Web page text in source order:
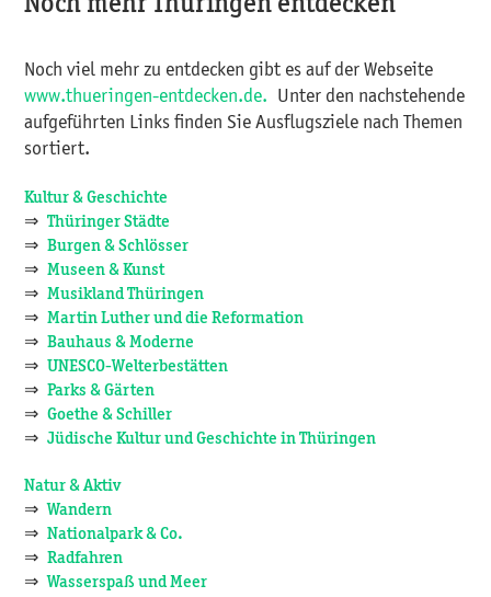
Noch viel mehr zu entdecken gibt es auf der Webseite
www.thueringen-entdecken.de. Unter den nachstehende
aufgeführten Links finden Sie Ausflugsziele nach Themen
sortiert.
Kultur & Geschichte
⇒ Thüringer Städte
⇒ Burgen & Schlösser
⇒ Museen & Kunst
⇒ Musikland Thüringen
⇒ Martin Luther und die Reformation
⇒ Bauhaus & Moderne
⇒ UNESCO-Welterbestätten
⇒ Parks & Gärten
⇒ Goethe & Schiller
⇒ Jüdische Kultur und Geschichte in Thüringen
Natur & Aktiv
⇒ Wandern
⇒ Nationalpark & Co.
⇒ Radfahren
⇒ Wasserspaß und Meer